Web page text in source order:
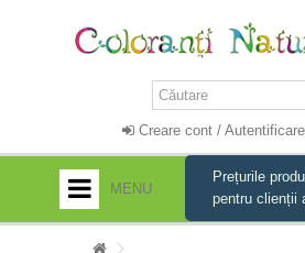
Creare cont / Autentificare
MENU
HOME
Prețurile
pentru clienții